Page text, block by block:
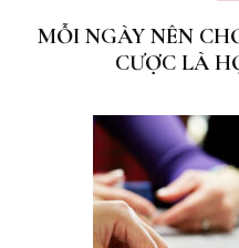
MỖI NGÀY NÊN
CƯỢC LÀ